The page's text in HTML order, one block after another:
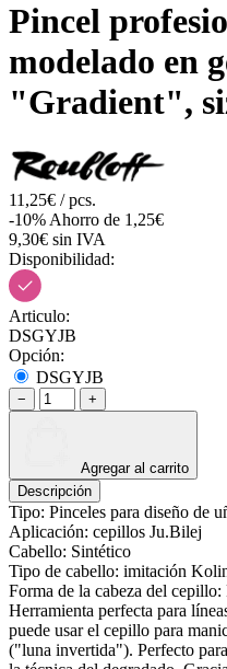
Pincel
modelado en
"Gradient",
11,25€ / pcs.
-10% Ahorro de 1,25€
9,30€ sin IVA
Disponibilidad:
Articulo:
DSGYJB
Opción:
DSGYJB
− +
Agregar al carrito
Descripción
Tipo: Pinceles para diseño de
Aplicación: cepillos Ju.Bilej
Cabello: Sintético
Tipo de cabello: imitación
Forma de la cabeza del cepillo:
Herramienta perfecta para
puede usar el cepillo para
("luna invertida"). Perfecto